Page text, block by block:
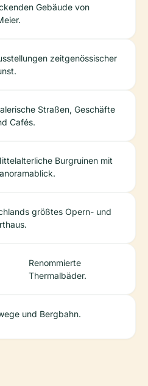
Gebäude von
zeitgenössischer
Straßen, Geschäfte
Cafés.
Burgruinen mit
größtes Opern- und
Renommierte
Thermalbäder.
und Bergbahn.